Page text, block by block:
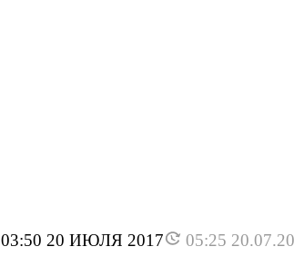
03:50 20 ИЮЛЯ 2017 05:25